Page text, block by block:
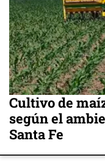
Cultivo de
según el
Santa Fe